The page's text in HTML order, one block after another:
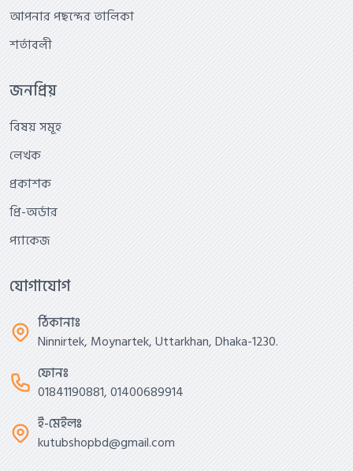
আপনার পছন্দের তালিকা
শর্তাবলী
জনপ্রিয়
বিষয় সমূহ
লেখক
প্রকাশক
প্রি-অর্ডার
প্যাকেজ
যোগাযোগ
ঠিকানাঃ
Ninnirtek, Moynartek, Uttarkhan, Dhaka-1230.
ফোনঃ
01841190881, 01400689914
ই-মেইলঃ
kutubshopbd@gmail.com